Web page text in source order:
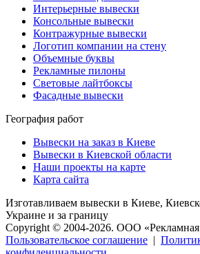
Интерьерные вывески
Консольные вывески
Контражурные вывески
Логотип компании на стену
Объемные буквы
Рекламные пилоны
Световые лайтбоксы
Фасадные вывески
География работ
Вывески на заказ в Киеве
Вывески в Киевской области
Наши проекты на карте
Карта сайта
Изготавливаем вывески в Киеве,
Украине и за границу
Copyright © 2004-2026. OOO
Пользовательское соглашение |